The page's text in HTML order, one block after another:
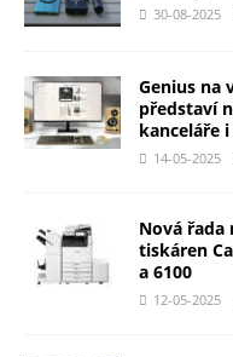
30-08-2025
Genius na
představí
kanceláře
14-05-2025
Nová
tiskáren
a 6100
12-05-2025